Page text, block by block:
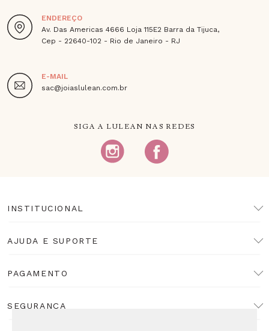
ENDEREÇO
Av. Das Americas 4666 Loja 115E2 Barra da Tijuca,
Cep - 22640-102 - Rio de Janeiro - RJ
E-MAIL
sac@joiaslulean.com.br
SIGA A LULEAN NAS REDES
INSTITUCIONAL
AJUDA E SUPORTE
PAGAMENTO
SEGURANÇA